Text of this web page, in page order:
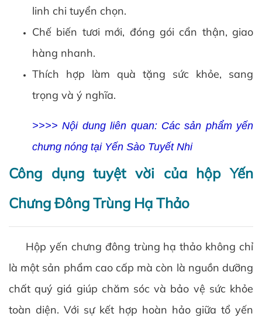
linh chi tuyển chọn.
Chế biến tươi mới, đóng gói cẩn thận, giao
hàng nhanh.
Thích hợp làm quà tặng sức khỏe, sang
trọng và ý nghĩa.
>>>> Nội dung liên quan: Các sản phẩm yến
chưng nóng tại Yến Sào Tuyết Nhi
Công dụng tuyệt vời của hộp Yến
Chưng Đông Trùng Hạ Thảo
Hộp yến chưng đông trùng hạ thảo không chỉ
là một sản phẩm cao cấp mà còn là nguồn dưỡng
chất quý giá giúp chăm sóc và bảo vệ sức khỏe
toàn diện. Với sự kết hợp hoàn hảo giữa tổ yến